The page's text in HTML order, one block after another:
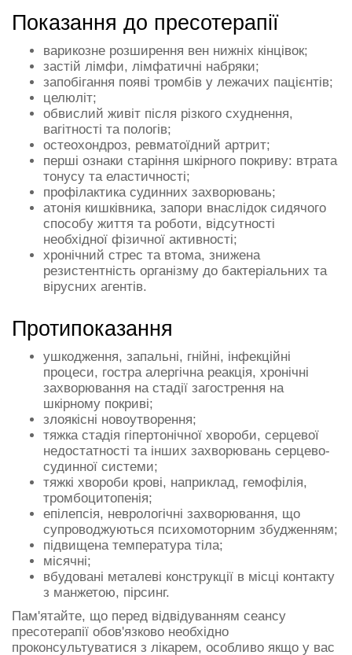
Показання до пресотерапії
варикозне розширення вен нижніх кінцівок;
застій лімфи, лімфатичні набряки;
запобігання появі тромбів у лежачих пацієнтів;
целюліт;
обвислий живіт після різкого схуднення,
вагітності та пологів;
остеохондроз, ревматоїдний артрит;
перші ознаки старіння шкірного покриву: втрата
тонусу та еластичності;
профілактика судинних захворювань;
атонія кишківника, запори внаслідок сидячого
способу життя та роботи, відсутності
необхідної фізичної активності;
хронічний стрес та втома, знижена
резистентність організму до бактеріальних та
вірусних агентів.
Протипоказання
ушкодження, запальні, гнійні, інфекційні
процеси, гостра алергічна реакція, хронічні
захворювання на стадії загострення на
шкірному покриві;
злоякісні новоутворення;
тяжка стадія гіпертонічної хвороби, серцевої
недостатності та інших захворювань серцево-
судинної системи;
тяжкі хвороби крові, наприклад, гемофілія,
тромбоцитопенія;
епілепсія, неврологічні захворювання, що
супроводжуються психомоторним збудженням;
підвищена температура тіла;
місячні;
вбудовані металеві конструкції в місці контакту
з манжетою, пірсинг.
Пам'ятайте, що перед відвідуванням сеансу
пресотерапії обов'язково необхідно
проконсультуватися з лікарем, особливо якщо у вас